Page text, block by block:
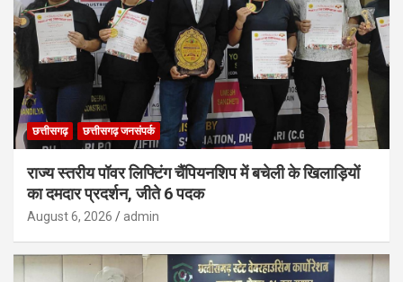
छत्तीसगढ़ छत्तीसगढ़ जनसंपर्क
राज्य स्तरीय पॉवर लिफ्टिंग चैंपियनशिप में बचेली के खिलाड़ियों
का दमदार प्रदर्शन, जीते 6 पदक
August 6, 2026 admin